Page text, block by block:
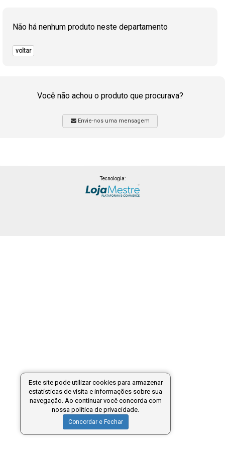
Não há nenhum produto neste departamento
voltar
Você não achou o produto que procurava?
Envie-nos uma mensagem
Tecnologia:
Este site pode utilizar cookies para armazenar
estatísticas de visita e informações sobre sua
navegação. Ao continuar você concorda com
nossa política de privacidade.
Concordar e Fechar